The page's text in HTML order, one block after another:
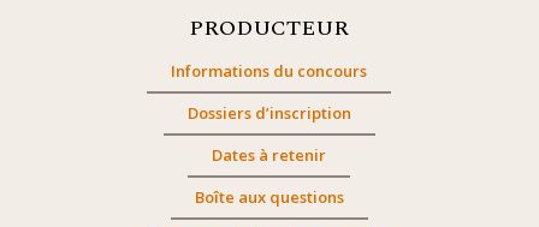
PRODUCTEUR
Informations du concours
Dossiers d’inscription
Dates à retenir
Boîte aux questions